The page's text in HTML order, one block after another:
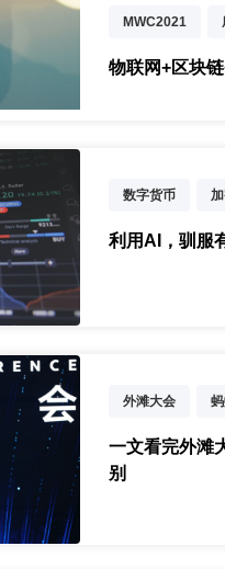
MWC2021
物联网+区块
数字货币
指数基金
利用AI，驯服
外滩大会
云库链 金融
一文看完外滩
别